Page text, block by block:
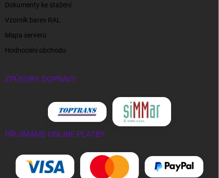
Dokumenty ke stažení
Vzorník barev RAL
Mapa serveru
Hodnocení obchodu
ZPŮSOBY DOPRAVY
PŘIJÍMÁME ONLINE PLATBY